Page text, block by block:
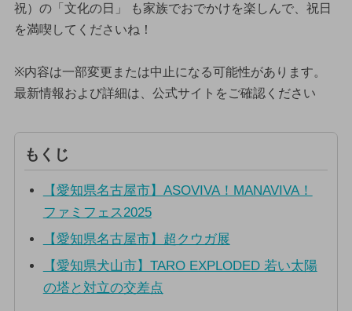
祝）の「文化の日」 も家族でおでかけを楽しんで、祝日
を満喫してくださいね！
※内容は一部変更または中止になる可能性があります。
最新情報および詳細は、公式サイトをご確認ください
もくじ
【愛知県名古屋市】ASOVIVA！MANAVIVA！
ファミフェス2025
【愛知県名古屋市】超クウガ展
【愛知県犬山市】TARO EXPLODED 若い太陽
の塔と対立の交差点